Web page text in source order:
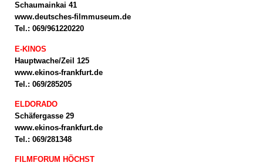
Schaumainkai 41
www.deutsches-filmmuseum.de
Tel.: 069/961220220
E-KINOS
Hauptwache/Zeil 125
www.ekinos-frankfurt.de
Tel.: 069/285205
ELDORADO
Schäfergasse 29
www.ekinos-frankfurt.de
Tel.: 069/281348
FILMFORUM HÖCHST